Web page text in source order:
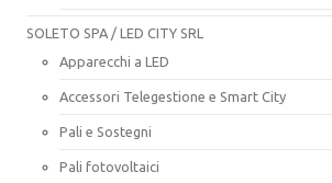
SOLETO SPA / LED CITY SRL
Apparecchi a LED
Accessori Telegestione e Smart City
Pali e Sostegni
Pali fotovoltaici